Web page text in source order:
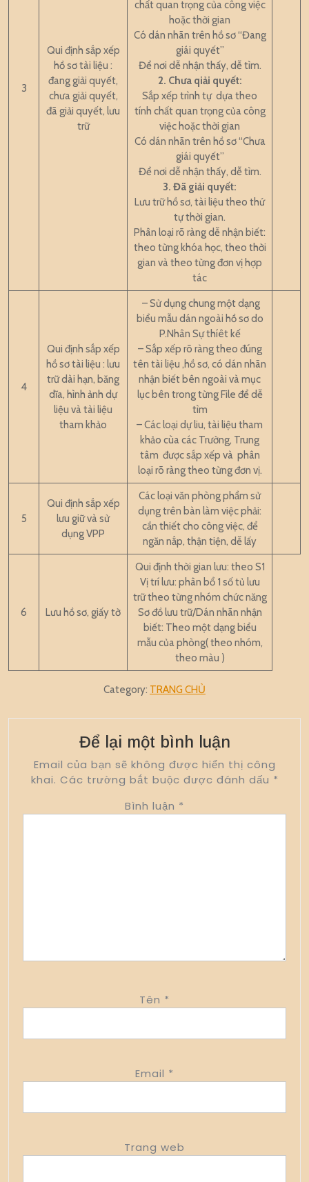
3
Qui định sắp xếp
hồ sơ tài liệu :
đang giải quyết,
chưa giải quyết,
đã giải quyết, lưu
trữ
chất quan trọng của công việc
hoặc thời gian
Có dán nhãn trên hồ sơ “Đang
giái quyết”
Để nơi dễ nhận thấy, dễ tìm.
2. Chưa qiải quyết:
Sắp xếp trình tự dựa theo
tính chất quan trọng của công
việc hoặc thời gian
Có dán nhãn trên hồ sơ “Chưa
giái quyết”
Để nơi dễ nhận thấy, dễ tìm.
3. Đã giải quyết:
Lưu trữ hồ sơ, tài liệu theo thứ
tự thời gian.
Phân loại rõ ràng dễ nhận biết:
theo từng khóa học, theo thời
gian và theo từng đơn vị hợp
tác
4
Qui định sắp xếp
hồ sơ tài liệu : lưu
trữ dài hạn, băng
dĩa, hình ảnh dự
liệu và tài liệu
tham khảo
– Sử dụng chung một dạng
biểu mẫu dán ngoài hồ sơ do
P.Nhân Sự thíêt kế
– Sắp xếp rõ ràng theo đúng
tên tài liệu ,hồ sơ, có dán nhãn
nhận biết bên ngoài và mục
lục bên trong từng File để dễ
tìm
– Các loại dự liu, tài liệu tham
khảo cùa các Trường, Trung
tâm được sắp xếp và phân
loại rõ ràng theo từng đơn vị.
5
Qui định sắp xếp
lưu giữ và sử
dụng VPP
Các loại văn phòng phẩm sử
dụng trên bàn làm việc phải:
cần thiết cho công việc, để
ngăn nắp, thận tiện, dễ lấy
6 Lưu hồ sơ, giấy tờ
Qui định thời gian lưu: theo S1
Vị trí lưu: phân bổ 1 số tủ lưu
trữ theo từng nhóm chức năng
Sơ đồ lưu trữ/Dán nhãn nhận
biết: Theo một dạng biểu
mẫu của phòng( theo nhóm,
theo màu )
Category: TRANG CHỦ
Để lại một bình luận
Email của bạn sẽ không được hiển thị công
khai. Các trường bắt buộc được đánh dấu *
Bình luận *
Tên *
Email *
Trang web